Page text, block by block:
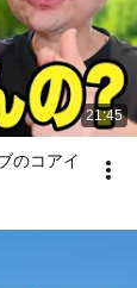
21:45
のコアイ